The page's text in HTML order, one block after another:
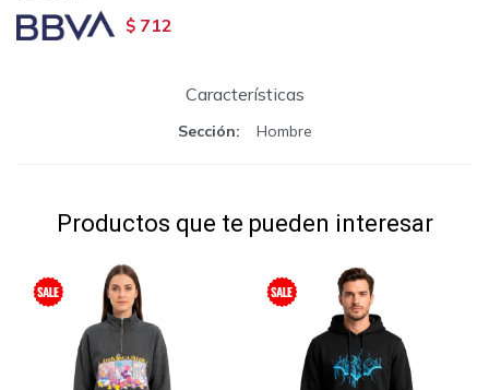
$ 712
Características
Sección Hombre
Productos que te pueden interesar